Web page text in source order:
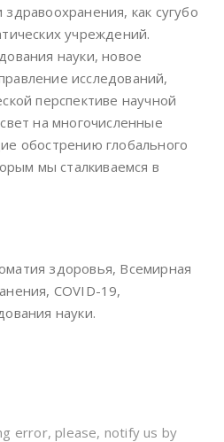
как сугубо
учреждений.
науки, новое
исследований,
перспективе научной
на многочисленные
обострению глобального
мы сталкиваемся в
здоровья, Всемирная
COVID-19,
науки.
error, please, notify us by